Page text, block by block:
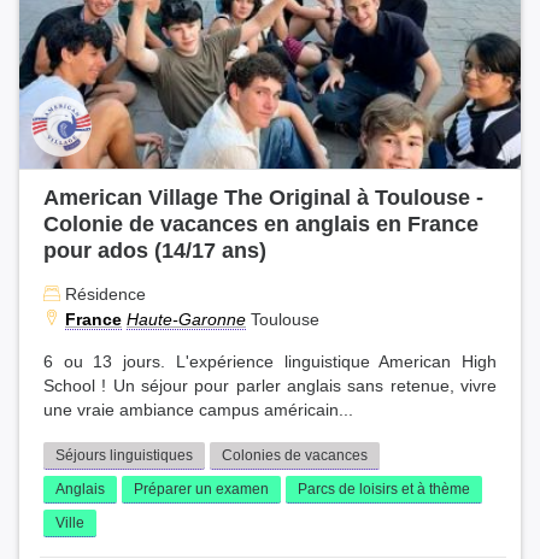
American Village The Original à Toulouse -
Colonie de vacances en anglais en France
pour ados (14/17 ans)
Résidence
France Haute-Garonne Toulouse
6 ou 13 jours. L'expérience linguistique American High
School ! Un séjour pour parler anglais sans retenue, vivre
une vraie ambiance campus américain...
Séjours linguistiques
Colonies de vacances
Anglais
Préparer un examen
Parcs de loisirs et à thème
Ville